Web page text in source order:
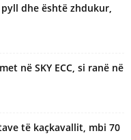
dhe është zhdukur,
në SKY ECC, si ranë në
të kaçkavallit, mbi 70